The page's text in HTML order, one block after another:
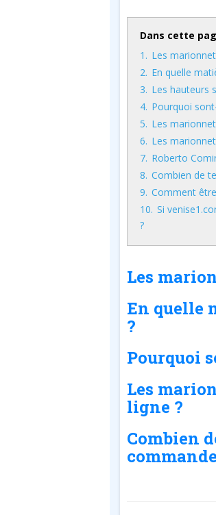
Dans cette
1. Les
2. En quelle
3. Les hauteurs
4. Pourquoi
5. Les
6. Les
7. Roberto
8. Combien de
9. Comment
10. Si
?
Les
En quelle
?
Pourquoi
Les
ligne ?
Combien